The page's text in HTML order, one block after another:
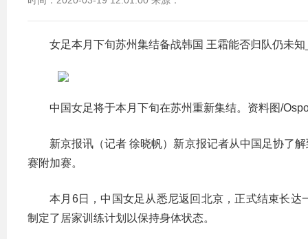
女足本月下旬苏州集结备战韩国 王霜能否归队仍未
中国女足将于本月下旬在苏州重新集结。资料图/
新京报讯（记者 徐晓帆）新京报记者从中国足协了
赛附加赛。
本月6日，中国女足从悉尼返回北京，正式结束长
制定了居家训练计划以保持身体状态。